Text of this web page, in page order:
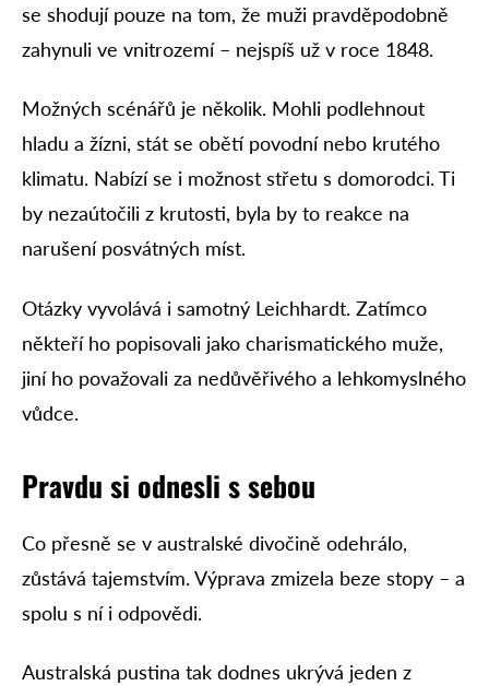
se shodují pouze na tom, že muži pravděpodobně
zahynuli ve vnitrozemí – nejspíš už v roce 1848.
Možných scénářů je několik. Mohli podlehnout
hladu a žízni, stát se obětí povodní nebo krutého
klimatu. Nabízí se i možnost střetu s domorodci. Ti
by nezaútočili z krutosti, byla by to reakce na
narušení posvátných míst.
Otázky vyvolává i samotný Leichhardt. Zatímco
někteří ho popisovali jako charismatického muže,
jiní ho považovali za nedůvěřivého a lehkomyslného
vůdce.
Pravdu si odnesli s sebou
Co přesně se v australské divočině odehrálo,
zůstává tajemstvím. Výprava zmizela beze stopy – a
spolu s ní i odpovědi.
Australská pustina tak dodnes ukrývá jeden z